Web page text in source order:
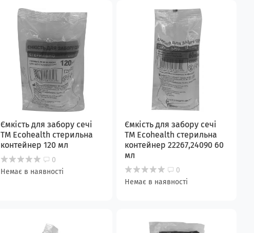
Ємкість для забору сечі
ТМ Ecohealth стерильна
контейнер 120 мл
0
Немає в наявності
Ємкість для забору сечі
ТМ Ecohealth стерильна
контейнер 22267,24090 60
мл
0
Немає в наявності